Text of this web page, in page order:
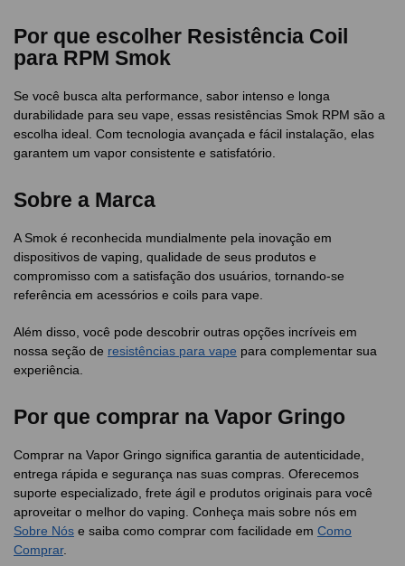
Por que escolher Resistência Coil
para RPM Smok
Se você busca alta performance, sabor intenso e longa
durabilidade para seu vape, essas resistências Smok RPM são a
escolha ideal. Com tecnologia avançada e fácil instalação, elas
garantem um vapor consistente e satisfatório.
Sobre a Marca
A Smok é reconhecida mundialmente pela inovação em
dispositivos de vaping, qualidade de seus produtos e
compromisso com a satisfação dos usuários, tornando-se
referência em acessórios e coils para vape.
Além disso, você pode descobrir outras opções incríveis em
nossa seção de resistências para vape para complementar sua
experiência.
Por que comprar na Vapor Gringo
Comprar na Vapor Gringo significa garantia de autenticidade,
entrega rápida e segurança nas suas compras. Oferecemos
suporte especializado, frete ágil e produtos originais para você
aproveitar o melhor do vaping. Conheça mais sobre nós em
Sobre Nós e saiba como comprar com facilidade em Como
Comprar.